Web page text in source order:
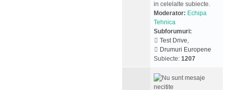
in celelalte subiecte.
Moderator: Echipa
Tehnica
Subforumuri:
Test Drive,
Drumuri Europene
Subiecte: 1207